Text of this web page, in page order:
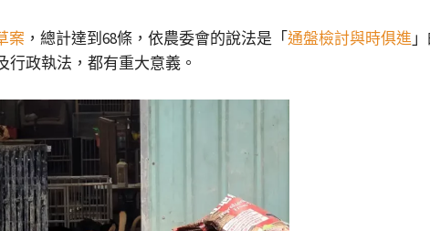
案 ，總計達到68條，依農委會的說法是「通盤檢討與時俱進
政執法，都有重大意義。